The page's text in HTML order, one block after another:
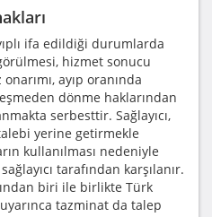
ifa edildiği durumlarda
hizmet sonucu
ayıp oranında
dönme haklarından
serbesttir. Sağlayıcı,
yerine getirmekle
kullanılması nedeniyle
tarafından karşılanır.
biri ile birlikte Türk
tazminat da talep